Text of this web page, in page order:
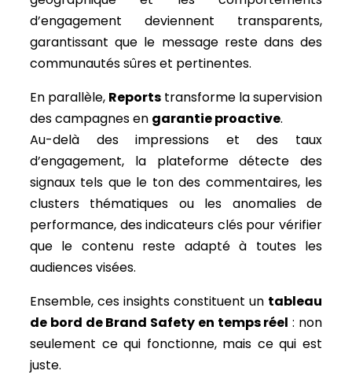
d’engagement deviennent transparents,
garantissant que le message reste dans des
communautés sûres et pertinentes.
En parallèle, Reports transforme la supervision
des campagnes en garantie proactive.
Au-delà des impressions et des taux
d’engagement, la plateforme détecte des
signaux tels que le ton des commentaires, les
clusters thématiques ou les anomalies de
performance, des indicateurs clés pour vérifier
que le contenu reste adapté à toutes les
audiences visées.
Ensemble, ces insights constituent un tableau
de bord de Brand Safety en temps réel : non
seulement ce qui fonctionne, mais ce qui est
juste.